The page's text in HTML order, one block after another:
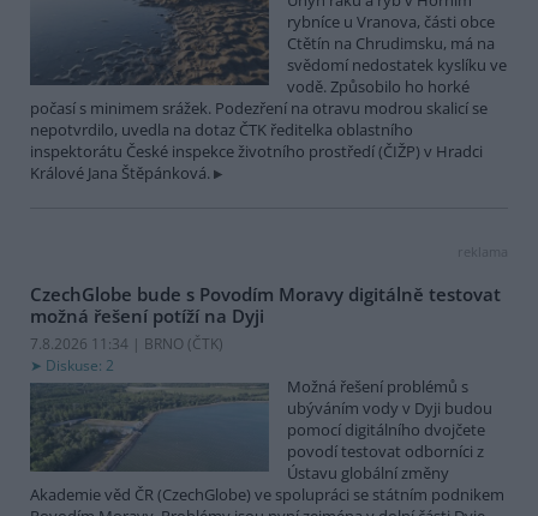
rybníce u Vranova, části obce
Ctětín na Chrudimsku, má na
svědomí nedostatek kyslíku ve
vodě. Způsobilo ho horké
počasí s minimem srážek. Podezření na otravu modrou skalicí se
nepotvrdilo, uvedla na dotaz ČTK ředitelka oblastního
inspektorátu České inspekce životního prostředí (ČIŽP) v Hradci
Králové Jana Štěpánková.
reklama
CzechGlobe bude s Povodím Moravy digitálně testovat
možná řešení potíží na Dyji
7.8.2026 11:34 | BRNO (ČTK)
Diskuse: 2
Možná řešení problémů s
ubýváním vody v Dyji budou
pomocí digitálního dvojčete
povodí testovat odborníci z
Ústavu globální změny
Akademie věd ČR (CzechGlobe) ve spolupráci se státním podnikem